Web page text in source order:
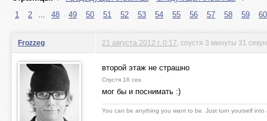
1
2 ... 48 49 50 51 52 53 54 55 56 57 58 59 60
Frozzeg 21 августа 2012 г. 0:17 , спустя 3 минуты 31
второй этаж не страшно
Спустя 16 сек.
мог бы и поснимать :)
You can be anything you want to be. Just turn yourself